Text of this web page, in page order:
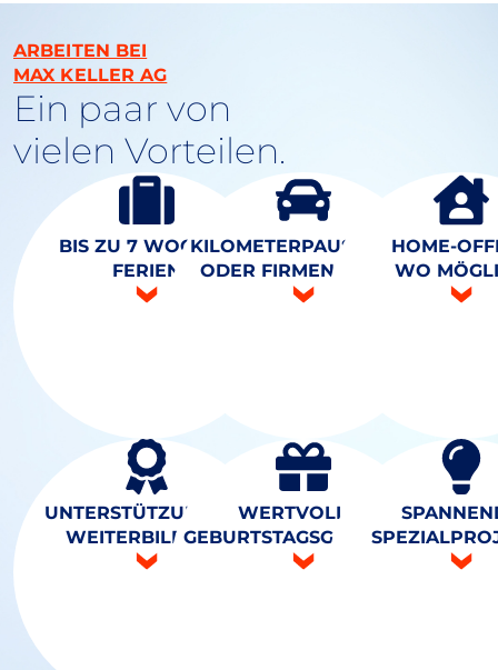
ARBEITEN BEI
MAX KELLER AG
Ein paar von
vielen Vorteilen.
BIS ZU 7 WOCHEN
FERIEN
Geniesse bis zu 7
Wochen Ferien im Jahr
KILOMETERPAUSCHALE
ODER FIRMENWAGEN
Wähle zwischen der
flexiblen
HOME-
WO
UNTERSTÜTZUNG BEI
WEITERBILDUNG
Nutze unsere finanzielle
Unterstützung für
WERTVOLLES
GEBURTSTAGSGESCHENK